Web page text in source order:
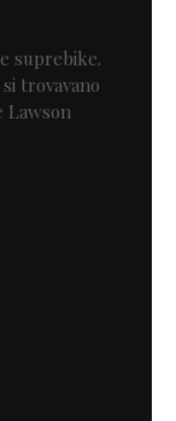
suprebike.
trovavano
Lawson